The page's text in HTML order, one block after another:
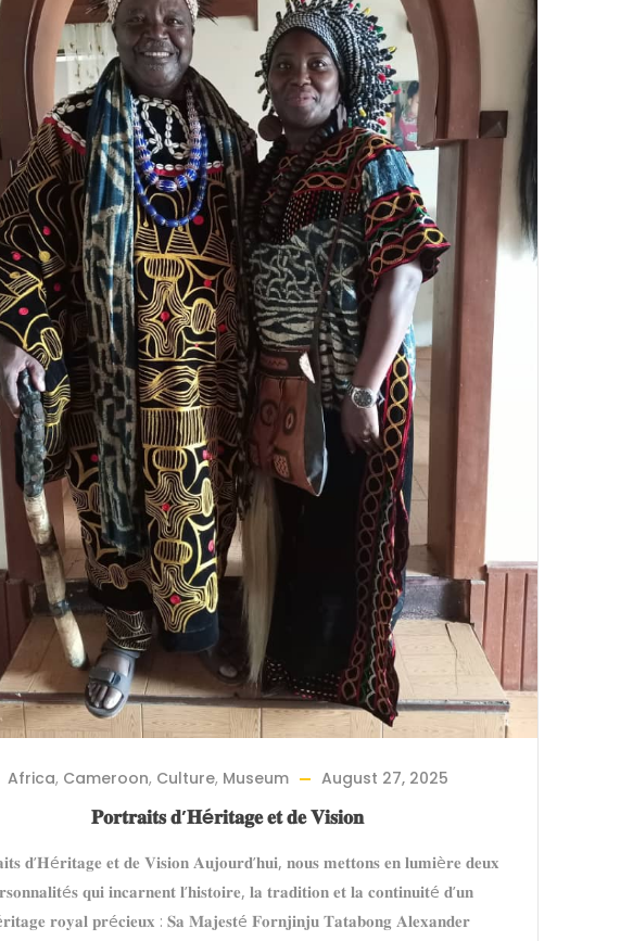
Africa, Cameroon, Culture, Museum August 27, 2025
𝐏𝐨𝐫𝐭𝐫𝐚𝐢𝐭𝐬 𝐝’𝐇é𝐫𝐢𝐭𝐚𝐠𝐞 𝐞𝐭 𝐝𝐞 𝐕𝐢𝐬𝐢𝐨𝐧
𝐝’𝐇é𝐫𝐢𝐭𝐚𝐠𝐞 𝐞𝐭 𝐝𝐞 𝐕𝐢𝐬𝐢𝐨𝐧 𝐀𝐮𝐣𝐨𝐮𝐫𝐝’𝐡𝐮𝐢, 𝐧𝐨𝐮𝐬 𝐦𝐞𝐭𝐭𝐨𝐧𝐬 𝐞𝐧 𝐥𝐮𝐦𝐢è𝐫𝐞 𝐝𝐞𝐮𝐱
𝐪𝐮𝐢 𝐢𝐧𝐜𝐚𝐫𝐧𝐞𝐧𝐭 𝐥’𝐡𝐢𝐬𝐭𝐨𝐢𝐫𝐞, 𝐥𝐚 𝐭𝐫𝐚𝐝𝐢𝐭𝐢𝐨𝐧 𝐞𝐭 𝐥𝐚 𝐜𝐨𝐧𝐭𝐢𝐧𝐮𝐢𝐭é 𝐝’𝐮𝐧
𝐫𝐨𝐲𝐚𝐥 𝐩𝐫é𝐜𝐢𝐞𝐮𝐱 : 𝐒𝐚 𝐌𝐚𝐣𝐞𝐬𝐭é 𝐅𝐨𝐫𝐧𝐣𝐢𝐧𝐣𝐮 𝐓𝐚𝐭𝐚𝐛𝐨𝐧𝐠 𝐀𝐥𝐞𝐱𝐚𝐧𝐝𝐞𝐫